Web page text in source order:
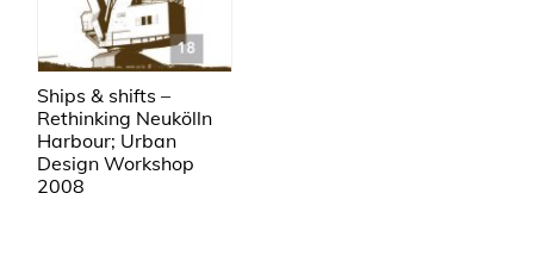
Ships & shifts –
Rethinking Neukölln
Harbour; Urban
Design Workshop
2008